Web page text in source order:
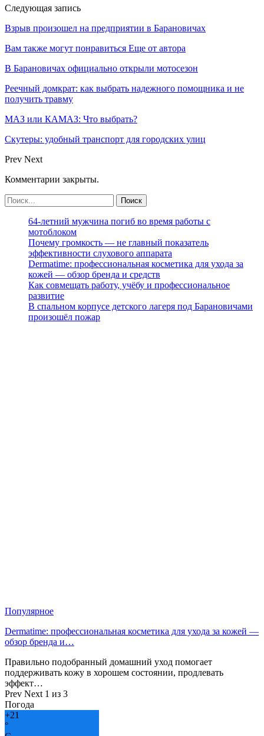
Следующая запись
Взрыв произошел на предприятии в Барановичах
Вам также могут понравиться Еще от автора
В Барановичах официально открыли мотосезон
Реечный домкрат: как выбрать надежного помощника и не
получить травму
МАЗ или КАМАЗ: Что выбрать?
Скутеры: удобный транспорт для городских улиц
Prev Next
Комментарии закрыты.
64-летний мужчина погиб во время работы с
мотоблоком
Почему громкость — не главный показатель
эффективности слухового аппарата
Dermatime: профессиональная косметика для ухода за
кожей — обзор бренда и средств
Как совмещать работу, учёбу и профессиональное
развитие
В спальном корпусе детского лагеря под Барановичами
произошёл пожар
Популярное
Dermatime: профессиональная косметика для ухода за кожей —
обзор бренда и…
Правильно подобранный домашний уход помогает
поддерживать кожу в хорошем состоянии, продлевать
эффект…
Prev Next 1 из 3
Погода
+21
°